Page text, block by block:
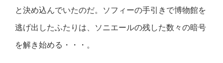
と決め込んでいたのだ。ソフィーの手引きで博物館を
逃げ出したふたりは、ソニエールの残した数々の暗号
を解き始める・・・。